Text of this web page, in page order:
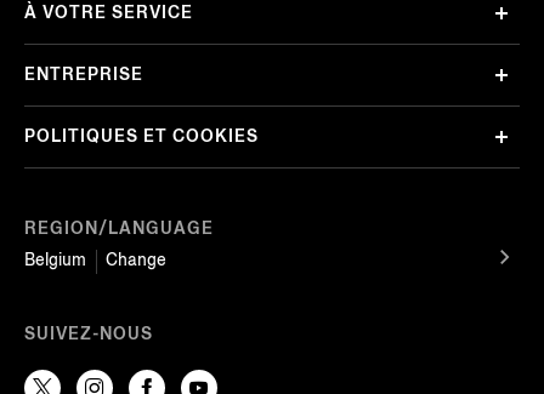
REGION/LANGUAGE
Belgium
Change
À VOTRE SERVICE
ENTREPRISE
POLITIQUES ET COOKIES
SUIVEZ-NOUS